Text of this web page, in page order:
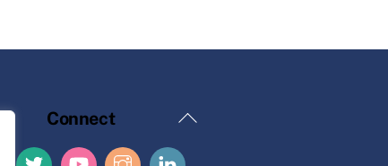
Back
Connect